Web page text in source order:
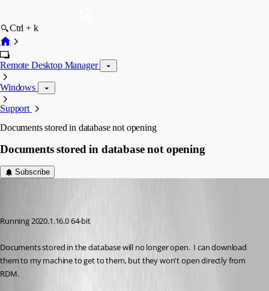
Ctrl + k
Remote Desktop Manager
Windows
Support
Documents stored in database not opening
Documents stored in database not opening
Subscribe
Running 2020.1.16.0 64-bit
Documents stored in the database will no longer open.  I can download
them to my machine to get to them, but they won't open directly from
RDM.